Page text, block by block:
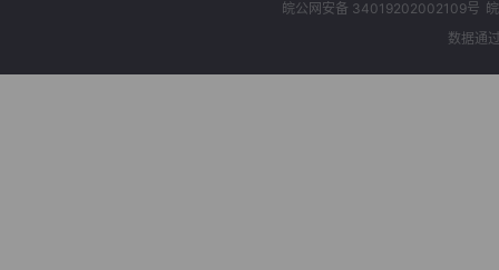
皖公网安备 34019202002109号
数据通